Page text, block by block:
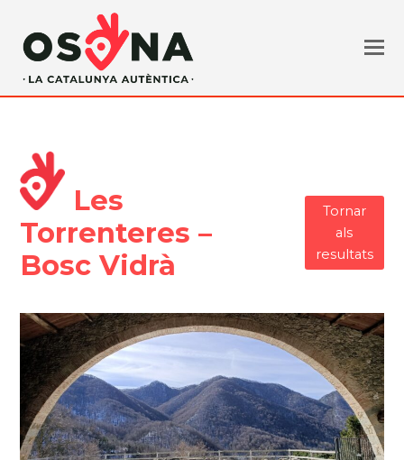
Les
Torrenteres –
Bosc Vidrà
Tornar
als
resultats